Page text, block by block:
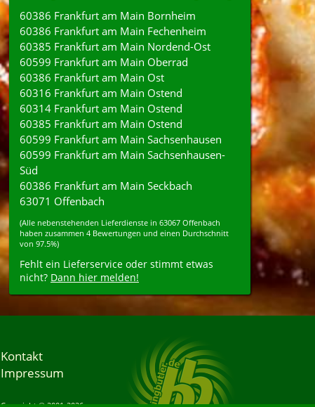
60386 Frankfurt am Main Bornheim
60386 Frankfurt am Main Fechenheim
60385 Frankfurt am Main Nordend-Ost
60599 Frankfurt am Main Oberrad
60386 Frankfurt am Main Ost
60316 Frankfurt am Main Ostend
60314 Frankfurt am Main Ostend
60385 Frankfurt am Main Ostend
60599 Frankfurt am Main Sachsenhausen
60599 Frankfurt am Main Sachsenhausen-
Süd
60386 Frankfurt am Main Seckbach
63071 Offenbach
(Alle nebenstehenden Lieferdienste in 63067 Offenbach
haben zusammen 4 Bewertungen und einen Durchschnitt
von 97.5%)
Fehlt ein Lieferservice oder stimmt etwas
nicht? Dann hier melden!
Kontakt
Impressum